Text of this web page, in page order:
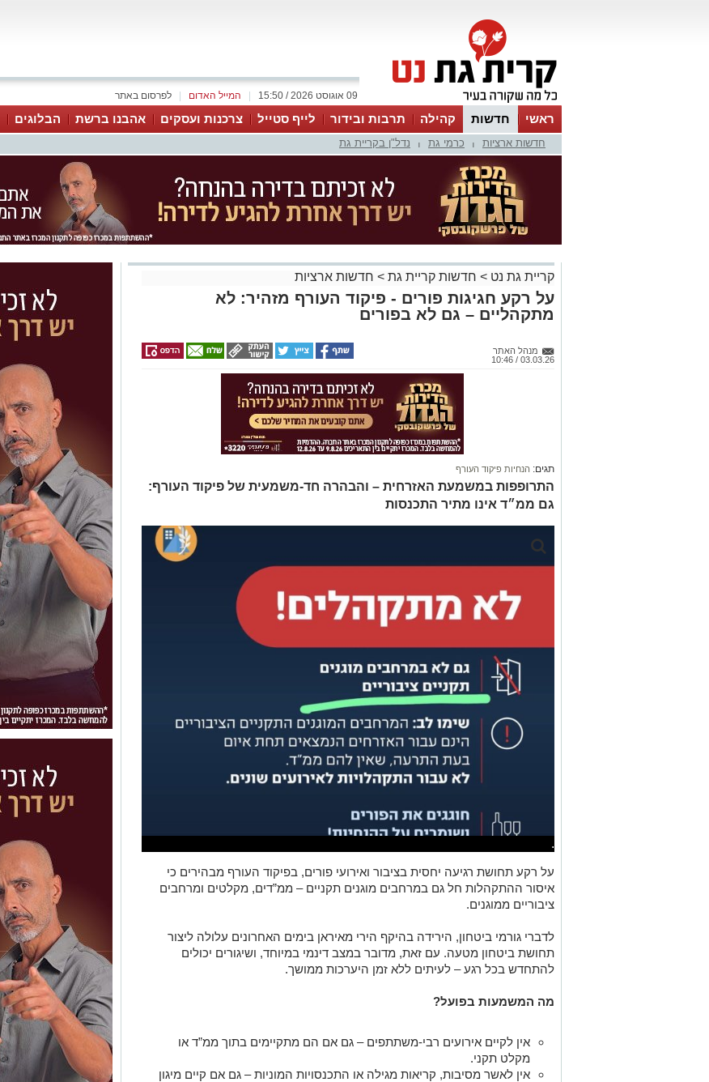
לפרסום באתר המייל האדום 09 אוגוסט 2026 / 15:50
ראשי חדשות קהילה תרבות ובידור לייף סטייל צרכנות ועסקים אהבנו ברשת הבלוגים
חדשות ארציות כרמי גת נדל"ן בקריית גת
קריית גת נט > חדשות קריית גת > חדשות ארציות
על רקע חגיגות פורים - פיקוד העורף מזהיר: לא
מתקהליים – גם לא בפורים
מנהל האתר
03.03.26 / 10:46
תגים: הנחיות פיקוד העורף
התרופפות במשמעת האזרחית – והבהרה חד-משמעית של פיקוד העורף:
גם ממ״ד אינו מתיר התכנסות
.
על רקע תחושת רגיעה יחסית בציבור ואירועי פורים, בפיקוד העורף מבהירים כי
איסור ההתקהלות חל גם במרחבים מוגנים תקניים – ממ”דים, מקלטים ומרחבים
ציבוריים ממוגנים.
לדברי גורמי ביטחון, הירידה בהיקף הירי מאיראן בימים האחרונים עלולה ליצור
תחושת ביטחון מטעה. עם זאת, מדובר במצב דינמי במיוחד, ושיגורים יכולים
להתחדש בכל רגע – לעיתים ללא זמן היערכות ממושך.
מה המשמעות בפועל?
אין לקיים אירועים רבי-משתתפים – גם אם הם מתקיימים בתוך ממ”ד או
מקלט תקני.
אין לאשר מסיבות, קריאות מגילה או התכנסויות המוניות – גם אם קיים מיגון